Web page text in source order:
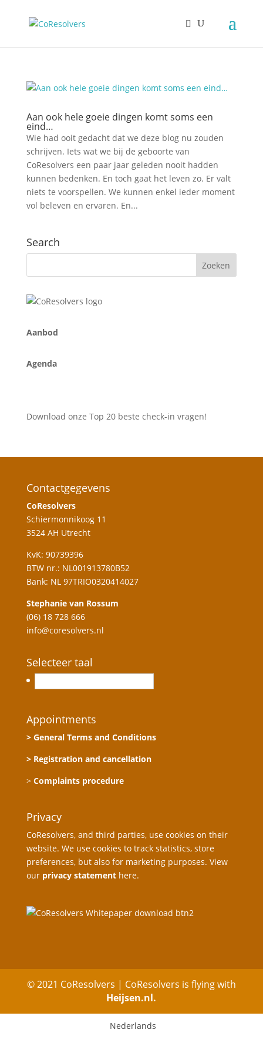
Aan ook hele goeie dingen komt soms een
eind…
Wie had ooit gedacht dat we deze blog nu zouden
schrijven. Iets wat we bij de geboorte van
CoResolvers een paar jaar geleden nooit hadden
kunnen bedenken. En toch gaat het leven zo. Er valt
niets te voorspellen. We kunnen enkel ieder moment
vol beleven en ervaren. En...
Search
Aanbod
Agenda
Download onze Top 20 beste check-in vragen!
Contactgegevens
CoResolvers
Schiermonnikoog 11
3524 AH Utrecht
KvK: 90739396
BTW nr.: NL001913780B52
Bank: NL 97TRIO0320414027
Stephanie van Rossum
(06) 18 728 666
info@coresolvers.nl
Selecteer taal
Appointments
> General Terms and Conditions
> Registration and cancellation
> Complaints procedure
Privacy
CoResolvers, and third parties, use cookies on their
website. We use cookies to track statistics, store
preferences, but also for marketing purposes. View
our privacy statementhere.
© 2021 CoResolvers | CoResolvers is flying with
Heijsen.nl.
Nederlands